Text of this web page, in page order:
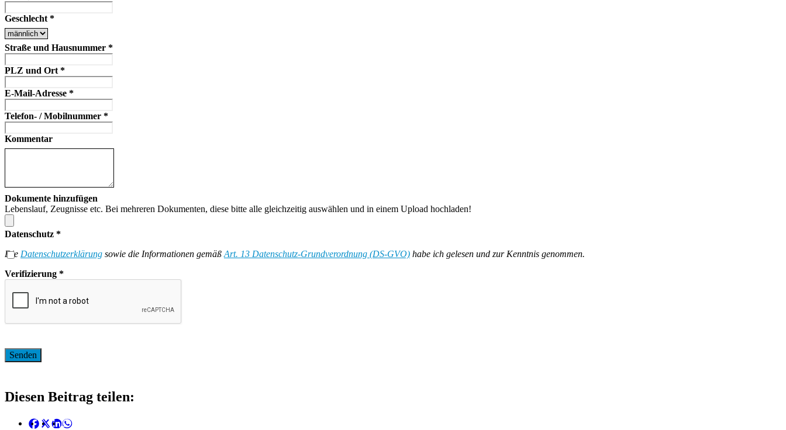
Geschlecht *
Straße und Hausnummer *
PLZ und Ort *
E-Mail-Adresse *
Telefon- / Mobilnummer *
Kommentar
Dokumente hinzufügen
Lebenslauf, Zeugnisse etc. Bei mehreren Dokumenten, diese bitte alle gleichzeitig auswählen und in einem Upload hochladen!
Datenschutz *
Die Datenschutzerklärung sowie die Informationen gemäßArt. 13 Datenschutz-Grundverordnung (DS-GVO) habe ich gelesen und zur Kenntnis genommen.
Verifizierung *
Diesen Beitrag teilen: